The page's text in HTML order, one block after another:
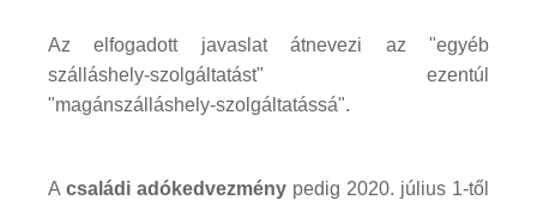
Az elfogadott javaslat átnevezi az "egyéb
szálláshely-szolgáltatást" ezentúl
"magánszálláshely-szolgáltatássá".
A családi adókedvezmény pedig 2020. július 1-től